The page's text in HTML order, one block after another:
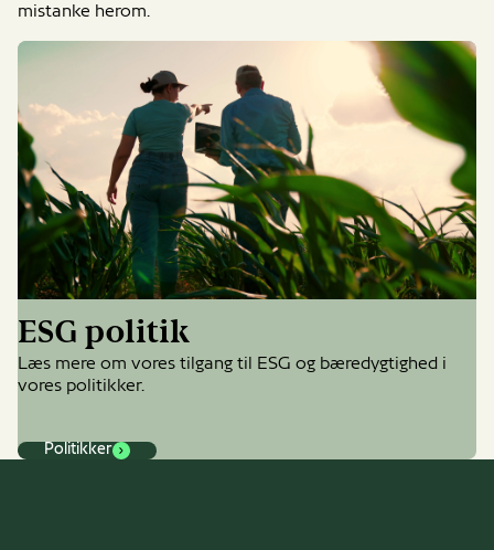
mistanke herom.
ESG politik
Læs mere om vores tilgang til ESG og bæredygtighed i
vores politikker.
Politikker